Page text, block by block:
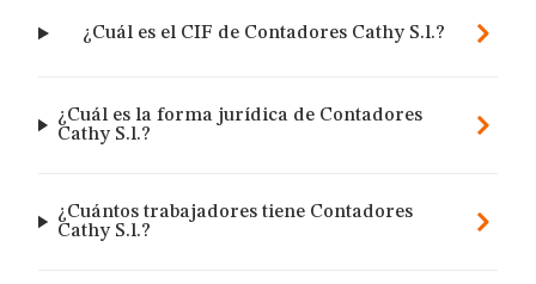
¿Cuál es el CIF de Contadores Cathy S.l.?
¿Cuál es la forma jurídica de Contadores
Cathy S.l.?
¿Cuántos trabajadores tiene Contadores
Cathy S.l.?